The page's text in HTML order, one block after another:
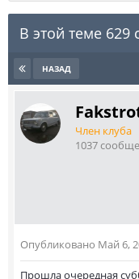
В этой теме
НАЗАД
Член клуба
1037
Опубликовано Май 6,
Прошла очередная